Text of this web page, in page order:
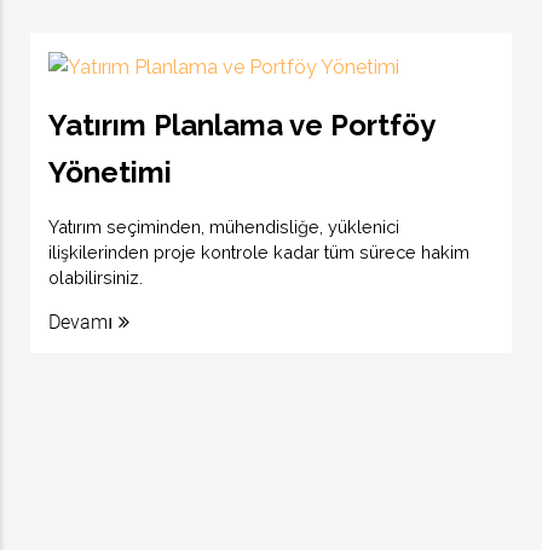
Yatırım Planlama ve Portföy
Yönetimi
Yatırım seçiminden, mühendisliğe, yüklenici
ilişkilerinden proje kontrole kadar tüm sürece hakim
olabilirsiniz.
Devamı